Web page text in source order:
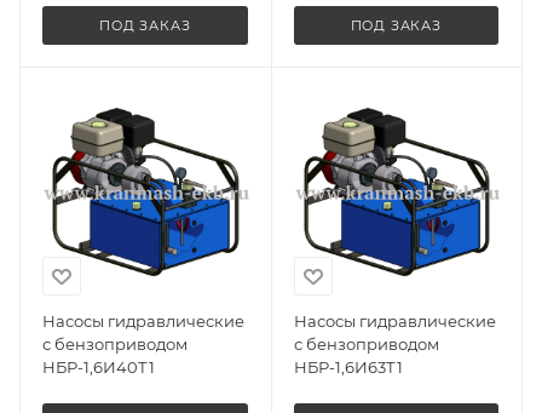
ПОД ЗАКАЗ ПОД ЗАКАЗ
Насосы гидравлические
с бензоприводом
НБР-1,6И40Т1
Насосы гидравлические
с бензоприводом
НБР-1,6И63Т1